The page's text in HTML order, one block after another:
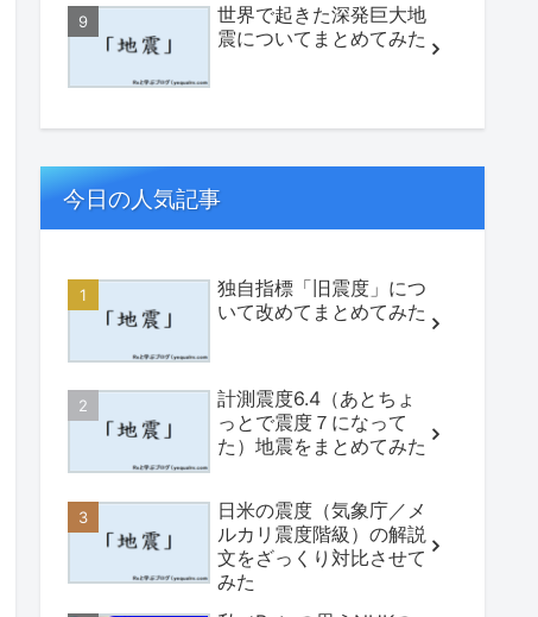
世界で起きた深発巨大地
震についてまとめてみた
今日の人気記事
独自指標「旧震度」につ
いて改めてまとめてみた
計測震度6.4（あとちょ
っとで震度７になって
た）地震をまとめてみた
日米の震度（気象庁／メ
ルカリ震度階級）の解説
文をざっくり対比させて
みた